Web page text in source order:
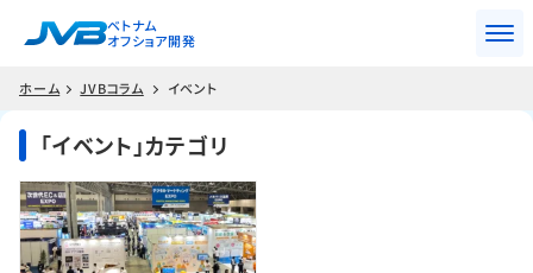
ベトナム
オフショア開発
ホーム JVBコラム イベント
「イベント」カテゴリ